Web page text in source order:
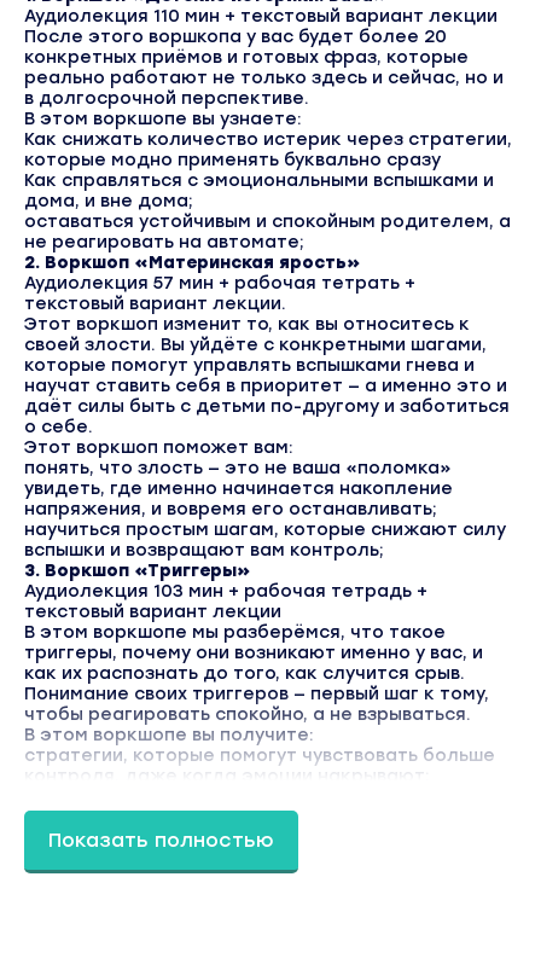
Аудиолекция 110 мин + текстовый вариант лекции
После этого воршкопа у вас будет более 20
конкретных приёмов и готовых фраз, которые
реально работают не только здесь и сейчас, но и
в долгосрочной перспективе.
В этом воркшопе вы узнаете:
Как снижать количество истерик через стратегии,
которые модно применять буквально сразу
Как справляться с эмоциональными вспышками и
дома, и вне дома;
оставаться устойчивым и спокойным родителем, а
не реагировать на автомате;
2. Воркшоп «Материнская ярость»
Аудиолекция 57 мин + рабочая тетрать +
текстовый вариант лекции.
Этот воркшоп изменит то, как вы относитесь к
своей злости. Вы уйдёте с конкретными шагами,
которые помогут управлять вспышками гнева и
научат ставить себя в приоритет — а именно это и
даёт силы быть с детьми по-другому и заботиться
о себе.
Этот воркшоп поможет вам:
понять, что злость — это не ваша «поломка»
увидеть, где именно начинается накопление
напряжения, и вовремя его останавливать;
научиться простым шагам, которые снижают силу
вспышки и возвращают вам контроль;
3. Воркшоп «Триггеры»
Аудиолекция 103 мин + рабочая тетрадь +
текстовый вариант лекции
В этом воркшопе мы разберёмся, что такое
триггеры, почему они возникают именно у вас, и
как их распознать до того, как случится срыв.
Понимание своих триггеров — первый шаг к тому,
чтобы реагировать спокойно, а не взрываться.
В этом воркшопе вы получите:
стратегии, которые помогут чувствовать больше
до точки взрыва;
практики, которые снижают уровень крика и
4. Воркшоп «Границы»
Показать полностью